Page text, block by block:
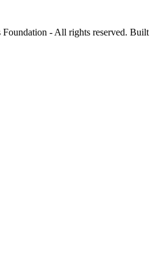
- All rights reserved. Built